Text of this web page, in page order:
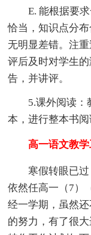
E. 能根据要
恰当，知识点分
无明显差错。注
评后及时对学生
告，并讲评。
5.课外阅读：
本，进行整本书阅
高一语文教学
寒假转眼已
依然任高一（7）
经一学期，虽然
的努力，有了很